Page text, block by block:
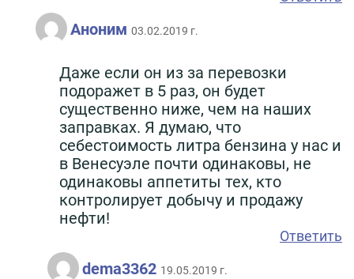
Аноним 03.02.2019 г.
Даже если он из за перевозки
подоражет в 5 раз, он будет
существенно ниже, чем на наших
заправках. Я думаю, что
себестоимость литра бензина у нас и
в Венесуэле почти одинаковы, не
одинаковы аппетиты тех, кто
контролирует добычу и продажу
нефти!
Ответить
dema3362 19.05.2019 г.